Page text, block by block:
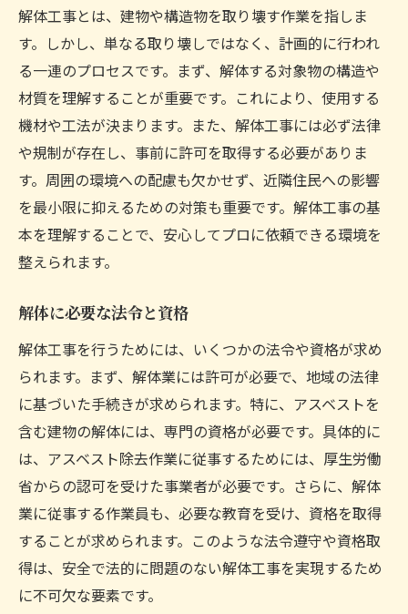
効率的な作業スケジュールの組み方
解体計画の見直しと改善方法
周辺環境への配慮が解体工事の成功を左右する
理由
粉塵と騒音を最小限に抑える方法
周辺住民への配慮とコミュニケーション
環境保全を考慮した解体方法
法律に基づく環境アセスメントの実施
地域社会への影響を軽減する取り組み
環境へのインパクトを考慮した廃材処理
安全第一の作業環境を作るには
解体現場での危険要因とその回避策
プロが教える安全点検の手順
作業員の安全教育と訓練の重要性
安全装備の選定と使用方法
安全管理体制の構築と維持方法
解体工事でのトラブル回避法進捗管理の重要性
トラブル事例から学ぶ事前対策
解体工事とは、建物や構造物を取り壊す作業を指しま
す。しかし、単なる取り壊しではなく、計画的に行われ
る一連のプロセスです。まず、解体する対象物の構造や
材質を理解することが重要です。これにより、使用する
機材や工法が決まります。また、解体工事には必ず法律
や規制が存在し、事前に許可を取得する必要がありま
す。周囲の環境への配慮も欠かせず、近隣住民への影響
を最小限に抑えるための対策も重要です。解体工事の基
本を理解することで、安心してプロに依頼できる環境を
整えられます。
解体に必要な法令と資格
解体工事を行うためには、いくつかの法令や資格が求め
られます。まず、解体業には許可が必要で、地域の法律
に基づいた手続きが求められます。特に、アスベストを
含む建物の解体には、専門の資格が必要です。具体的に
は、アスベスト除去作業に従事するためには、厚生労働
省からの認可を受けた事業者が必要です。さらに、解体
業に従事する作業員も、必要な教育を受け、資格を取得
することが求められます。このような法令遵守や資格取
得は、安全で法的に問題のない解体工事を実現するため
に不可欠な要素です。